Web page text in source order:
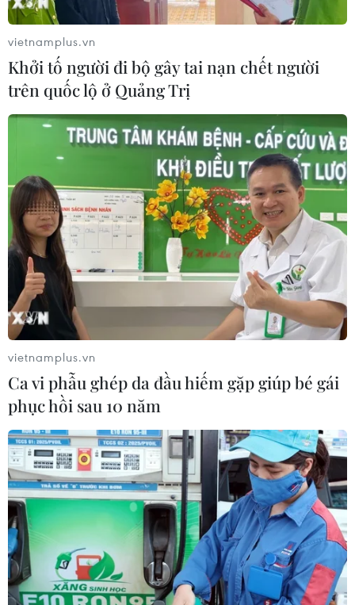
TIN CÙNG CHUYÊN MỤC
Cà Mau hợp nhất 4 trường cao đẳng,
tăng quy mô đào tạo nhân lực chất
lượng cao
06/08/2026 11:43
vietnamplus.vn
Khởi tố người đi bộ gây tai nạn chết người
trên quốc lộ ở Quảng Trị
vietnamplus.vn
Ca vi phẫu ghép da đầu hiếm gặp giúp bé gái
phục hồi sau 10 năm